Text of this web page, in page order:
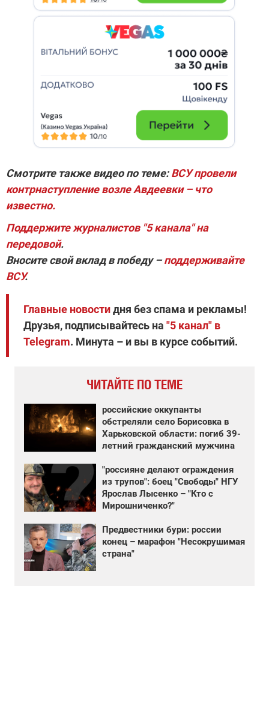
Смотрите также видео по теме:ВСУ провели
контрнаступление возле Авдеевки – что
известно.
Поддержите журналистов "5 канала" на
передовой.
Вносите свой вклад в победу –поддерживайте
ВСУ.
Главные новостидня без спама и рекламы!
Друзья, подписывайтесь на "5 канал" в
Telegram. Минута – и вы в курсе событий.
ЧИТАЙТЕ ПО ТЕМЕ
российские оккупанты
обстреляли село Борисовка в
Харьковской области: погиб 39-
летний гражданский мужчина
"россияне делают ограждения
из трупов": боец "Свободы" НГУ
Ярослав Лысенко – "Кто с
Мирошниченко?"
Предвестники бури: россии
конец – марафон "Несокрушимая
страна"